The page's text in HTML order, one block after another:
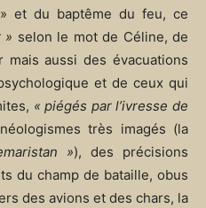
et du baptême du feu, ce
» selon le mot de Céline, de
mais aussi des évacuations
et de ceux qui
« piégés par l’ivresse de
très imagés (la
»), des précisions
du champ de bataille, obus
des avions et des chars, la